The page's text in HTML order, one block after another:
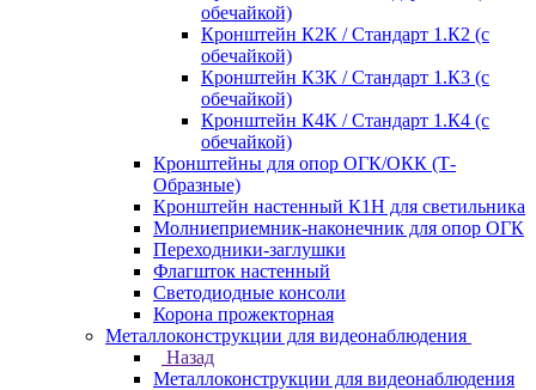
обечайкой)
Кронштейн К2К / Стандарт 1.К2 (с
обечайкой)
Кронштейн К3К / Стандарт 1.К3 (с
обечайкой)
Кронштейн К4К / Стандарт 1.К4 (с
обечайкой)
Кронштейны для опор ОГК/ОКК (Т-
Образные)
Кронштейн настенный К1Н для светильника
Молниеприемник-наконечник для опор ОГК
Переходники-заглушки
Флагшток настенный
Светодиодные консоли
Корона прожекторная
Металлоконструкции для видеонаблюдения
Назад
Металлоконструкции для видеонаблюдения